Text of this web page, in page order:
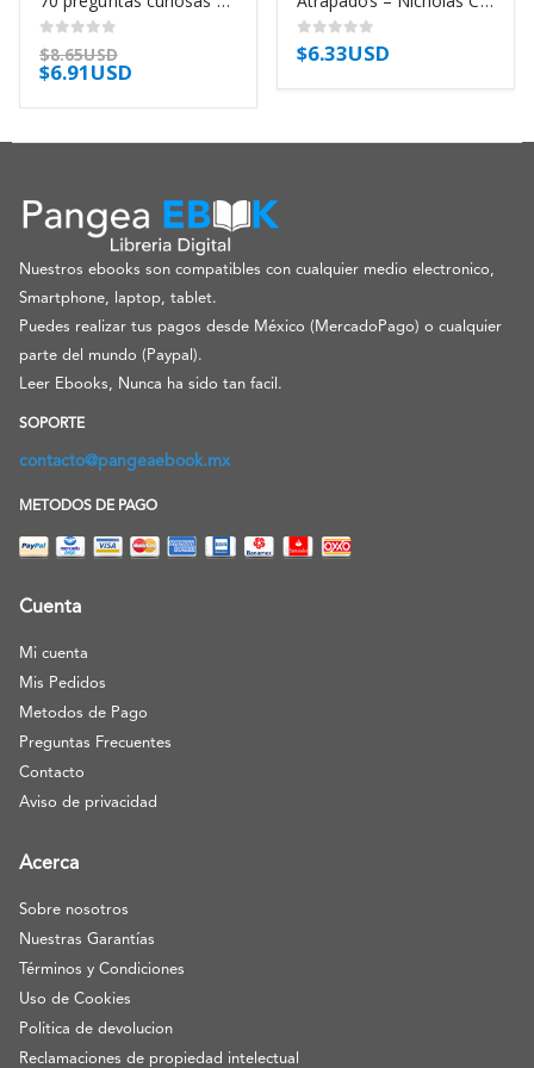
0out of 5
$8.65USD
$6.91USD
0out of 5
$6.33USD
Nuestros ebooks son compatibles con cualquier medio electronico,
Smartphone, laptop, tablet.
Puedes realizar tus pagos desde México (MercadoPago) o cualquier
parte del mundo (Paypal).
Leer Ebooks, Nunca ha sido tan facil.
SOPORTE
contacto@pangeaebook.mx
METODOS DE PAGO
Cuenta
Mi cuenta
Mis Pedidos
Metodos de Pago
Preguntas Frecuentes
Contacto
Aviso de privacidad
Acerca
Sobre nosotros
Nuestras Garantías
Términos y Condiciones
Uso de Cookies
Politica de devolucion
Reclamaciones de propiedad intelectual